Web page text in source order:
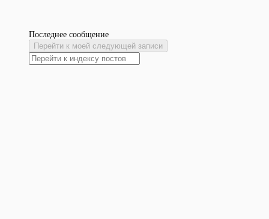
Последнее сообщение
Перейти к моей следующей записи